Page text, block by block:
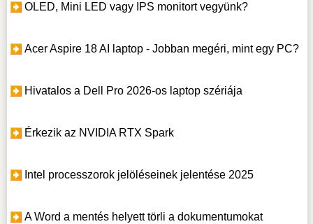
OLED, Mini LED vagy IPS monitort vegyünk?
Acer Aspire 18 AI laptop - Jobban megéri, mint egy PC?
Hivatalos a Dell Pro 2026-os laptop szériája
Érkezik az NVIDIA RTX Spark
Intel processzorok jelöléseinek jelentése 2025
A Word a mentés helyett törli a dokumentumokat